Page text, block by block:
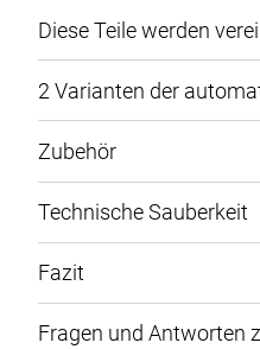
Diese Teile werden
2 Varianten der
Zubehör
Technische Sauberkeit
Fazit
Fragen und Antworten